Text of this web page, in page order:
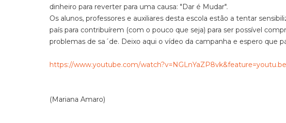
dinheiro para reverter para uma causa: "Dar é Mudar".
Os alunos, professores e auxiliares desta escola estão a tentar
país para contribuírem (com o pouco que seja) para ser possível
problemas de sa´de. Deixo aqui o vídeo da campanha e espero que
https://www.youtube.com/watch?v=NGLnYaZP8vk&feature=youtu.be
(Mariana Amaro)